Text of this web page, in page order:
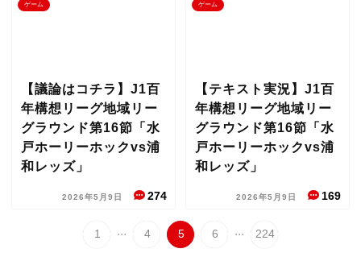
ゲーム
【議論はコチラ】J1百
年構想リーグ地域リー
グラウンド第16節「水
戸ホーリーホックvs浦
和レッズ」
2026年5月9日 274
ゲーム
【テキスト実況】J1百
年構想リーグ地域リー
グラウンド第16節「水
戸ホーリーホックvs浦
和レッズ」
2026年5月9日 169
1 ... 4 5 6 ... 224